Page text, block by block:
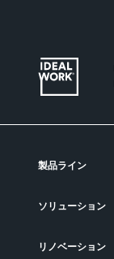
製品ライン
ソリューション
リノベーション